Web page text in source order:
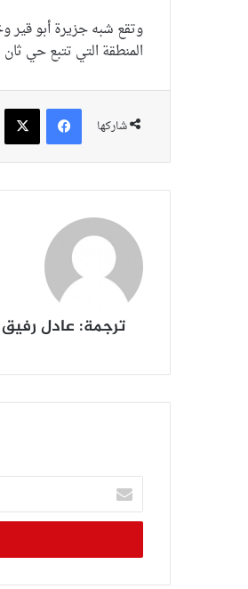
وتقع شبه جزيرة أبو قير
المنطقة التي تتبع حي ثان
شاركها
فيسبوك
ترجمة: عادل رفيق
أدخل
بريدك
الإلكتروني